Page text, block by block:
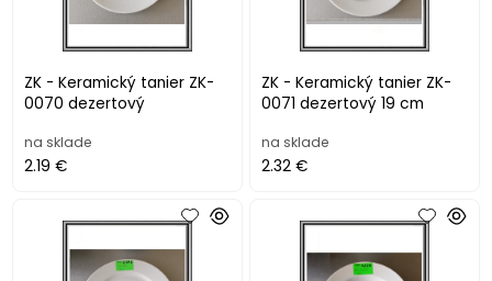
ZK - Keramický tanier ZK-
0070 dezertový
na sklade
2.19 €
ZK - Keramický tanier ZK-
0071 dezertový 19 cm
na sklade
2.32 €